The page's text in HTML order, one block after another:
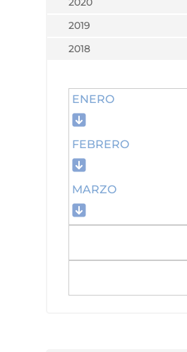
2019
2018
ENERO
FEBRERO
MARZO